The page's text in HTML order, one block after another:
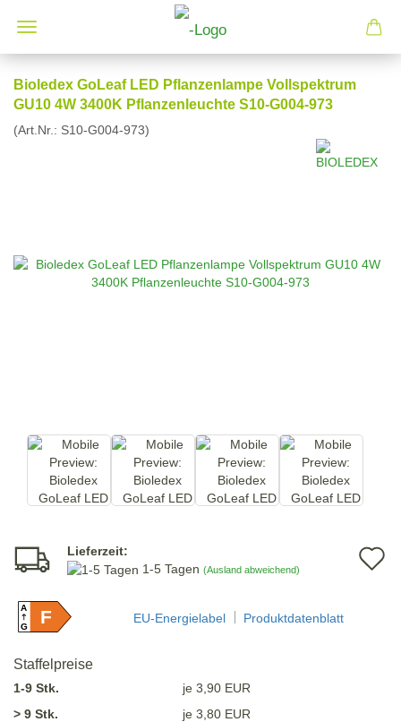
Bioledex GoLeaf LED Pflanzenlampe Vollspektrum
GU10 4W 3400K Pflanzenleuchte S10-G004-973
(Art.Nr.: S10-G004-973)
Lieferzeit:
1-5 Tagen (Ausland abweichend)
A
GF EU-Energielabel Produktdatenblatt
Staffelpreise
1-9 Stk.
je 3,90 EUR
> 9 Stk.
je 3,80 EUR